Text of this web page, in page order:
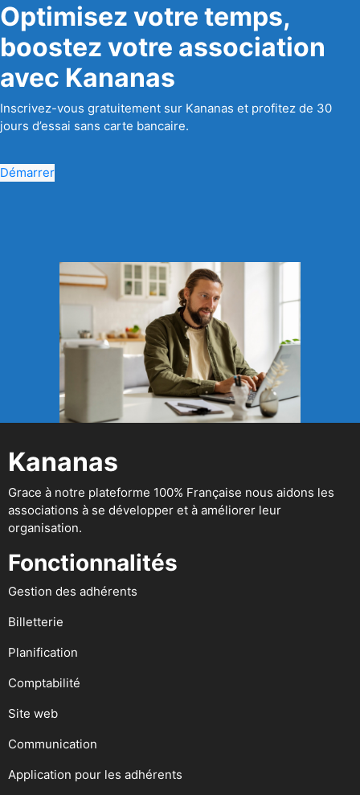
Optimisez votre temps,
boostez votre association
avec Kananas
Inscrivez-vous gratuitement sur Kananas et profitez de 30
jours d’essai sans carte bancaire.
Démarrer
Kananas
Grace à notre plateforme 100% Française nous aidons les
associations à se développer et à améliorer leur
organisation.
Fonctionnalités
Gestion des adhérents
Billetterie
Planification
Comptabilité
Site web
Communication
Application pour les adhérents